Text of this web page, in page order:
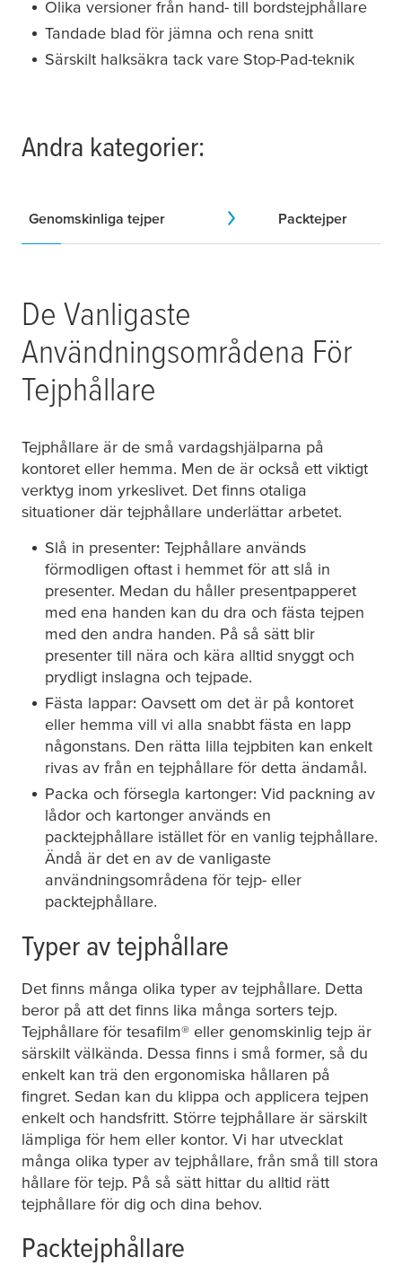
Olika versioner från hand- till bordstejphållare
Tandade blad för jämna och rena snitt
Särskilt halksäkra tack vare Stop-Pad-teknik
Andra kategorier:
Genomskinliga tejper Packtejper
De Vanligaste
Användningsområdena För
Tejphållare
Tejphållare är de små vardagshjälparna på
kontoret eller hemma. Men de är också ett viktigt
verktyg inom yrkeslivet. Det finns otaliga
situationer där tejphållare underlättar arbetet.
Slå in presenter: Tejphållare används
förmodligen oftast i hemmet för att slå in
presenter. Medan du håller presentpapperet
med ena handen kan du dra och fästa tejpen
med den andra handen. På så sätt blir
presenter till nära och kära alltid snyggt och
prydligt inslagna och tejpade.
Fästa lappar: Oavsett om det är på kontoret
eller hemma vill vi alla snabbt fästa en lapp
någonstans. Den rätta lilla tejpbiten kan enkelt
rivas av från en tejphållare för detta ändamål.
Packa och försegla kartonger: Vid packning av
lådor och kartonger används en
packtejphållare istället för en vanlig tejphållare.
Ändå är det en av de vanligaste
användningsområdena för tejp- eller
packtejphållare.
Typer av tejphållare
Det finns många olika typer av tejphållare. Detta
beror på att det finns lika många sorters tejp.
Tejphållare för tesafilm® eller genomskinlig tejp är
särskilt välkända. Dessa finns i små former, så du
enkelt kan trä den ergonomiska hållaren på
fingret. Sedan kan du klippa och applicera tejpen
enkelt och handsfritt. Större tejphållare är särskilt
lämpliga för hem eller kontor. Vi har utvecklat
många olika typer av tejphållare, från små till stora
hållare för tejp. På så sätt hittar du alltid rätt
tejphållare för dig och dina behov.
Packtejphållare